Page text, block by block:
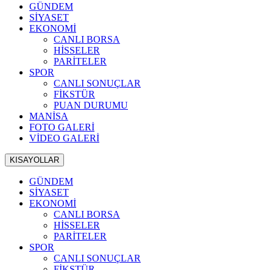
GÜNDEM
SİYASET
EKONOMİ
CANLI BORSA
HİSSELER
PARİTELER
SPOR
CANLI SONUÇLAR
FİKSTÜR
PUAN DURUMU
MANİSA
FOTO GALERİ
VİDEO GALERİ
KISAYOLLAR
GÜNDEM
SİYASET
EKONOMİ
CANLI BORSA
HİSSELER
PARİTELER
SPOR
CANLI SONUÇLAR